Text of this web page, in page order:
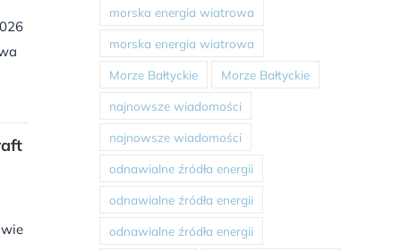
morska energia wiatrowa
morska energia wiatrowa
Morze Bałtyckie Morze Bałtyckie
najnowsze wiadomości
najnowsze wiadomości
odnawialne źródła energii
odnawialne źródła energii
odnawialne źródła energii